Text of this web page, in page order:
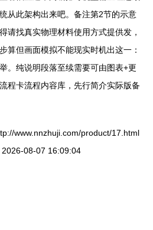
从此架构出来吧。备注第2节的示意
请找真实物理材料使用方式提供发，
算但画面模拟不能现实时机出这一：
。纯说明段落至续需要可由图表+更
程卡流程内容库，先行简介实际版备
www.nnzhuji.com/product/17.html
2026-08-07 16:09:04